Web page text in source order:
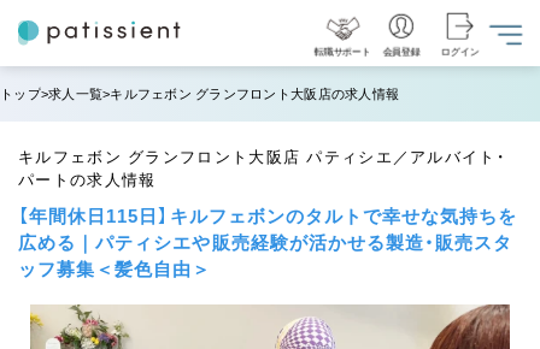
転職サポート 会員登録 ログイン
トップ 求人一覧 キルフェボン グランフロント大阪店の求人情報
キルフェボン グランフロント大阪店 パティシエ／アルバイト・
パートの求人情報
【年間休日115日】キルフェボンのタルトで幸せな気持ちを
広める｜パティシエや販売経験が活かせる製造・販売スタ
ッフ募集＜髪色自由＞